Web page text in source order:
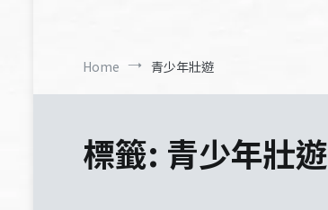
Home 青少年壯遊
標籤: 青少年壯遊